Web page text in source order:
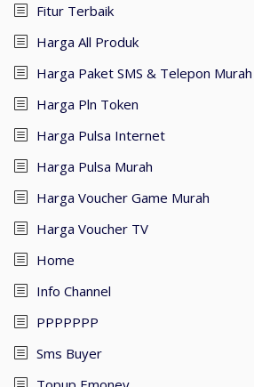
Fitur Terbaik
Harga All Produk
Harga Paket SMS & Telepon Murah
Harga Pln Token
Harga Pulsa Internet
Harga Pulsa Murah
Harga Voucher Game Murah
Harga Voucher TV
Home
Info Channel
PPPPPPP
Sms Buyer